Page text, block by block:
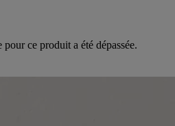
ce produit a été dépassée.